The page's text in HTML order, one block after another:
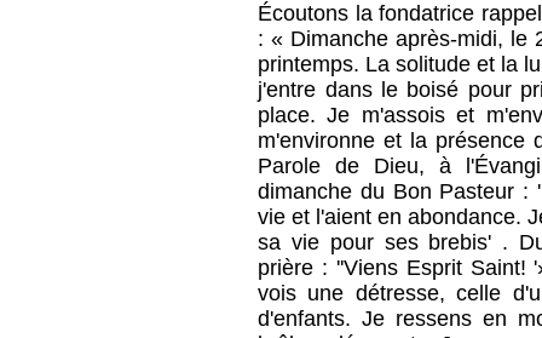
Écoutons la fondatrice
: « Dimanche après-midi, le
printemps. La solitude et la
j'entre dans le boisé pour
place. Je m'assois et
m'environne et la présence
Parole de Dieu, à
dimanche du Bon Pasteur
vie et l'aient en abondance.
sa vie pour ses brebis' .
prière : ''Viens Esprit Saint!
vois une détresse, celle
d'enfants. Je ressens en